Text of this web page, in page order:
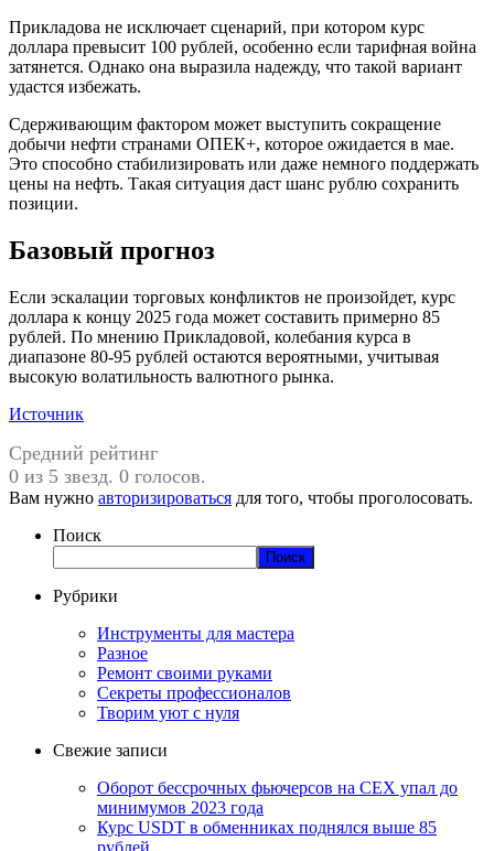
Прикладова не исключает сценарий, при котором курс
доллара превысит 100 рублей, особенно если тарифная война
затянется. Однако она выразила надежду, что такой вариант
удастся избежать.
Сдерживающим фактором может выступить сокращение
добычи нефти странами ОПЕК+, которое ожидается в мае.
Это способно стабилизировать или даже немного поддержать
цены на нефть. Такая ситуация даст шанс рублю сохранить
позиции.
Базовый прогноз
Если эскалации торговых конфликтов не произойдет, курс
доллара к концу 2025 года может составить примерно 85
рублей. По мнению Прикладовой, колебания курса в
диапазоне 80-95 рублей остаются вероятными, учитывая
высокую волатильность валютного рынка.
Источник
Средний рейтинг
0 из 5 звезд. 0 голосов.
Вам нужно авторизироваться для того, чтобы проголосовать.
Поиск
Поиск
Рубрики
Инструменты для мастера
Разное
Ремонт своими руками
Секреты профессионалов
Творим уют с нуля
Свежие записи
Оборот бессрочных фьючерсов на CEX упал до
минимумов 2023 года
Курс USDT в обменниках поднялся выше 85
рублей